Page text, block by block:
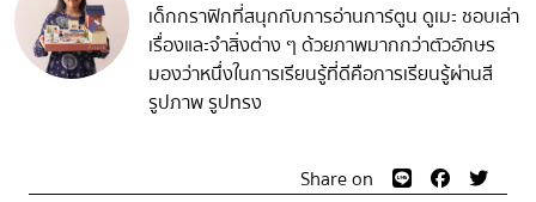
เด็กกราฟิกที่สนุกกับการอ่านการ์ตูน ดูเมะ ชอบเล่า
เรื่องและจำสิ่งต่าง ๆ ด้วยภาพมากกว่าตัวอักษร
มองว่าหนึ่งในการเรียนรู้ที่ดีคือการเรียนรู้ผ่านสี
รูปภาพ รูปทรง
Share on